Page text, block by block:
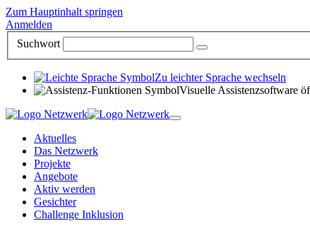
Zum Hauptinhalt springen
Anmelden
Suchwort
Zu leichter Sprache wechseln
Visuelle Assistenzsoftware
Aktuelles
Das Netzwerk
Projekte
Angebote
Aktiv werden
Gesichter
Challenge Inklusion